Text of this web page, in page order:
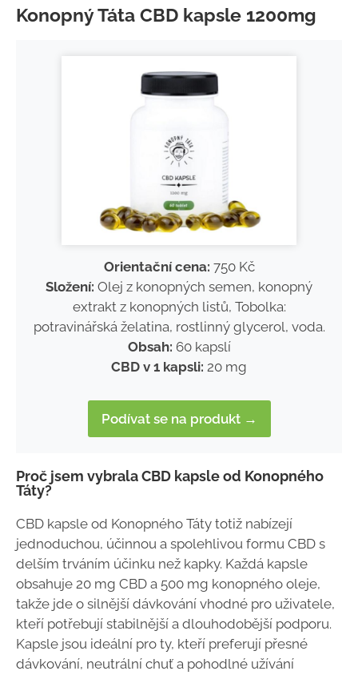
Konopný Táta CBD kapsle 1200mg
Orientační cena: 750 Kč
Složení: Olej z konopných semen, konopný
extrakt z konopných listů, Tobolka:
potravinářská želatina, rostlinný glycerol, voda.
Obsah: 60 kapslí
CBD v 1 kapsli: 20 mg
Podívat se na produkt →
Proč jsem vybrala CBD kapsle od Konopného
Táty?
CBD kapsle od Konopného Táty totiž nabízejí
jednoduchou, účinnou a spolehlivou formu CBD s
delším trváním účinku než kapky. Každá kapsle
obsahuje 20 mg CBD a 500 mg konopného oleje,
takže jde o silnější dávkování vhodné pro uživatele,
kteří potřebují stabilnější a dlouhodobější podporu.
Kapsle jsou ideální pro ty, kteří preferují přesné
dávkování, neutrální chuť a pohodlné užívání